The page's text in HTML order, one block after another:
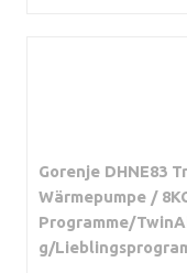
Gorenje DHNE83
Wärmepumpe /
Programme/
g/